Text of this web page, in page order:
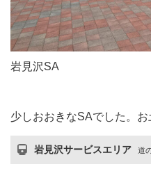
岩見沢SA
少しおおきなSAでした。お
岩見沢サービスエリア 道